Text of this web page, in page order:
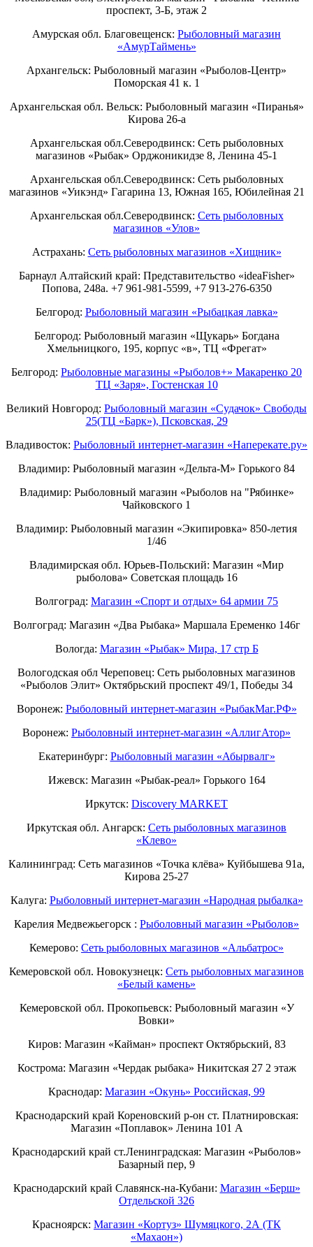
проспект, 3-Б, этаж 2
Амурская обл. Благовещенск: Рыболовный магазин
«АмурТаймень»
Архангельск: Рыболовный магазин «Рыболов-Центр»
Поморская 41 к. 1
Архангельская обл. Вельск: Рыболовный магазин «Пиранья»
Кирова 26-а
Архангельская обл.Северодвинск: Сеть рыболовных
магазинов «Рыбак» Орджоникидзе 8, Ленина 45-1
Архангельская обл.Северодвинск: Сеть рыболовных
магазинов «Уикэнд» Гагарина 13, Южная 165, Юбилейная 21
Архангельская обл.Северодвинск: Сеть рыболовных
магазинов «Улов»
Астрахань: Сеть рыболовных магазинов «Хищник»
Барнаул Алтайский край: Представительство «ideaFisher»
Попова, 248а. +7 961-981-5599, +7 913-276-6350
Белгород: Рыболовный магазин «Рыбацкая лавка»
Белгород: Рыболовный магазин «Щукарь» Богдана
Хмельницкого, 195, корпус «в», ТЦ «Фрегат»
Белгород: Рыболовные магазины «Рыболов+» Макаренко 20
ТЦ «Заря», Гостенская 10
Великий Новгород: Рыболовный магазин «Судачок» Свободы
25(ТЦ «Барк»), Псковская, 29
Владивосток: Рыболовный интернет-магазин «Наперекате.ру»
Владимир: Рыболовный магазин «Дельта-М» Горького 84
Владимир: Рыболовный магазин «Рыболов на "Рябинке»
Чайковского 1
Владимир: Рыболовный магазин «Экипировка» 850-летия
1/46
Владимирская обл. Юрьев-Польский: Магазин «Мир
рыболова» Советская площадь 16
Волгоград: Магазин «Спорт и отдых» 64 армии 75
Волгоград: Магазин «Два Рыбака» Маршала Еременко 146г
Вологда: Магазин «Рыбак» Мира, 17 стр Б
Вологодская обл Череповец: Сеть рыболовных магазинов
«Рыболов Элит» Октябрьский проспект 49/1, Победы 34
Воронеж: Рыболовный интернет-магазин «РыбакМаг.РФ»
Воронеж: Рыболовный интернет-магазин «АллигАтор»
Екатеринбург: Рыболовный магазин «Абырвалг»
Ижевск: Магазин «Рыбак-реал» Горького 164
Иркутск: Discovery MARKET
Иркутская обл. Ангарск: Сеть рыболовных магазинов
«Клево»
Калининград: Сеть магазинов «Точка клёва» Куйбышева 91а,
Кирова 25-27
Калуга: Рыболовный интернет-магазин «Народная рыбалка»
Карелия Медвежьегорск : Рыболовный магазин «Рыболов»
Кемерово: Сеть рыболовных магазинов «Альбатрос»
Кемеровской обл. Новокузнецк: Сеть рыболовных магазинов
«Белый камень»
Кемеровской обл. Прокопьевск: Рыболовный магазин «У
Вовки»
Киров: Магазин «Кайман» проспект Октябрьский, 83
Кострома: Магазин «Чердак рыбака» Никитская 27 2 этаж
Краснодар: Магазин «Окунь» Российская, 99
Краснодарский край Кореновский р-он ст. Платнировская:
Магазин «Поплавок» Ленина 101 А
Краснодарский край ст.Ленинградская: Магазин «Рыболов»
Базарный пер, 9
Краснодарский край Славянск-на-Кубани: Магазин «Берш»
Отдельской 326
Красноярск: Магазин «Кортуз» Шумяцкого, 2А (ТК
«Махаон»)